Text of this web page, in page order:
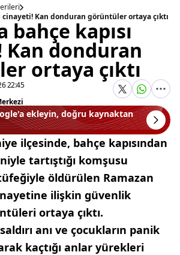
cinayeti! Kan donduran görüntüler ortaya çıktı
bahçe kapısı
donduran
ortaya çıktı
22:45
ekleyin, doğru kaynaktan
ilçesinde, bahçe kapısından
tartıştığı komşusu
öldürülen Ramazan
ilişkin güvenlik
ortaya çıktı.
anı ve çocukların panik
kaçtığı anlar yürekleri